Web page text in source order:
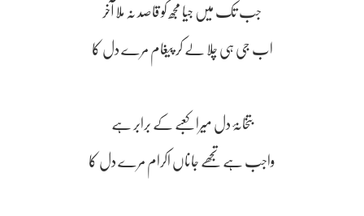
جب تک میں جیا مجھ کو قاصد نہ ملا آخر
اب جی ہی چلا لے کر پیغام مرے دل کا
بتخانۂ دل میرا کعبے کے برابر ہے
واجب ہے تجھے جاناں اکرام مرے دل کا